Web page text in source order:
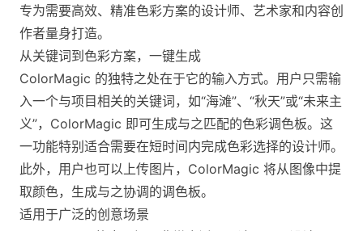
专为需要高效、精准色彩方案的设计师、艺术家和内容创
作者量身打造。
从关键词到色彩方案，一键生成
ColorMagic 的独特之处在于它的输入方式。用户只需输
入一个与项目相关的关键词，如“海滩”、“秋天”或“未来主
义”，ColorMagic 即可生成与之匹配的色彩调色板。这
一功能特别适合需要在短时间内完成色彩选择的设计师。
此外，用户也可以上传图片，ColorMagic 将从图像中提
取颜色，生成与之协调的调色板。
适用于广泛的创意场景